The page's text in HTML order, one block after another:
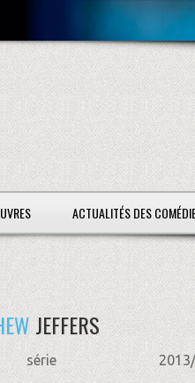
ACTUALITÉS DES
JEFFERS
série